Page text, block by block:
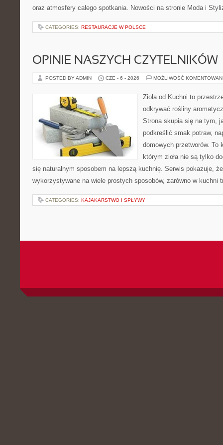
oraz atmosfery całego spotkania. Nowości na stronie Moda i
CATEGORIES: RESTAURACJE W POLSCE
OPINIE NASZYCH CZYTELNIKÓW
POSTED BY ADMIN CZE - 6 - 2026 MOŻLIWOŚĆ
Zioła od Kuchni to
odkrywać rośliny
Strona skupia się na tym,
podkreślić smak potraw,
domowych przetworów. To
którym zioła nie są tylko
się naturalnym sposobem na lepszą kuchnię. Serwis pokazuje,
wykorzystywane na wiele prostych sposobów, zarówno w
CATEGORIES: KAJAKARSTWO I SPŁYWY